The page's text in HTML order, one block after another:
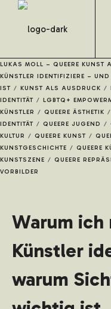
LUKAS MOLL – QUEERE KUNST
KÜNSTLER IDENTIFIZIERE –
IST / KUNST ALS AUSDRUCK /
IDENTITÄT / LGBTQ+
KÜNSTLER / QUEERE ÄSTHETIK /
IDENTITÄT / QUEERE JUGEND /
KULTUR / QUEERE KUNST /
KUNSTGESCHICHTE / QUEERE
KUNSTSZENE / QUEERE
VORBILDER
Warum ich
Künstler
warum